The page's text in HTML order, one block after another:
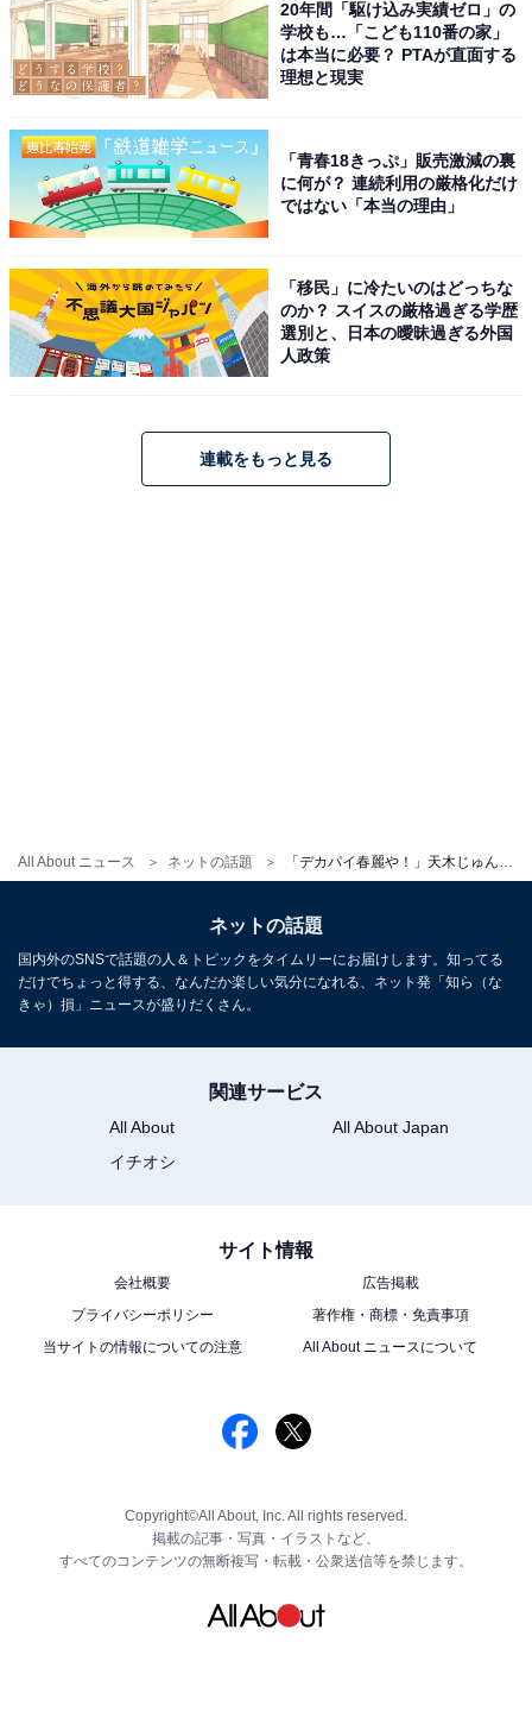
All About ニュース ネットの話題
20年間「駆け込み実績ゼロ」の
学校も…「こども110番の家」
は本当に必要？ PTAが直面する
理想と現実
「青春18きっぷ」販売激減の裏
に何が？ 連続利用の厳格化だけ
ではない「本当の理由」
「移民」に冷たいのはどっちな
のか？ スイスの厳格過ぎる学歴
選別と、日本の曖昧過ぎる外国
人政策
連載をもっと見る
ネットの話題
国内外のSNSで話題の人＆トピックをタイムリーにお届けします。知ってる
だけでちょっと得する、なんだか楽しい気分になれる、ネット発「知ら（な
きゃ）損」ニュースが盛りだくさん。
関連サービス
All About
All About Japan
イチオシ
サイト情報
会社概要
広告掲載
プライバシーポリシー
著作権・商標・免責事項
当サイトの情報についての注意
All About ニュースについて
Copyright©All About, Inc. All rights reserved.
掲載の記事・写真・イラストなど、
すべてのコンテンツの無断複写・転載・公衆送信等を禁じます。